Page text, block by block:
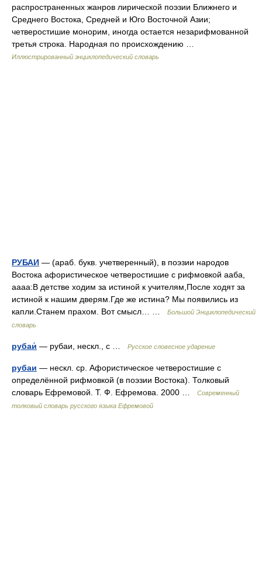
распространенных жанров лирической поэзии Ближнего и
Среднего Востока, Средней и Юго Восточной Азии;
четверостишие монорим, иногда остается незарифмованной
третья строка. Народная по происхождению …
Иллюстрированный энциклопедический словарь
РУБАИ — (араб. букв. учетверенный), в поэзии народов
Востока афористическое четверостишие с рифмовкой ааба,
аааа:В детстве ходим за истиной к учителям,После ходят за
истиной к нашим дверям.Где же истина? Мы появились из
капли.Станем прахом. Вот смысл… …
Большой Энциклопедический
словарь
рубаи́ — рубаи, нескл., с … Русское словесное ударение
рубаи — нескл. ср. Афористическое четверостишие с
определённой рифмовкой (в поэзии Востока). Толковый
словарь Ефремовой. Т. Ф. Ефремова. 2000 …
Современный
толковый словарь русского языка Ефремовой